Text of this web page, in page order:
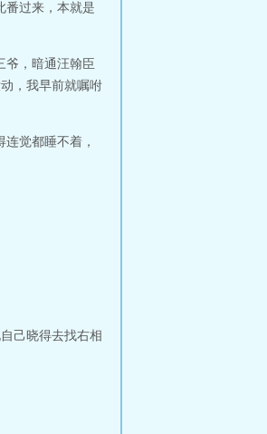
番过来，本就是
爷，暗通汪翰臣
，我早前就嘱咐
觉都睡不着，
己晓得去找右相